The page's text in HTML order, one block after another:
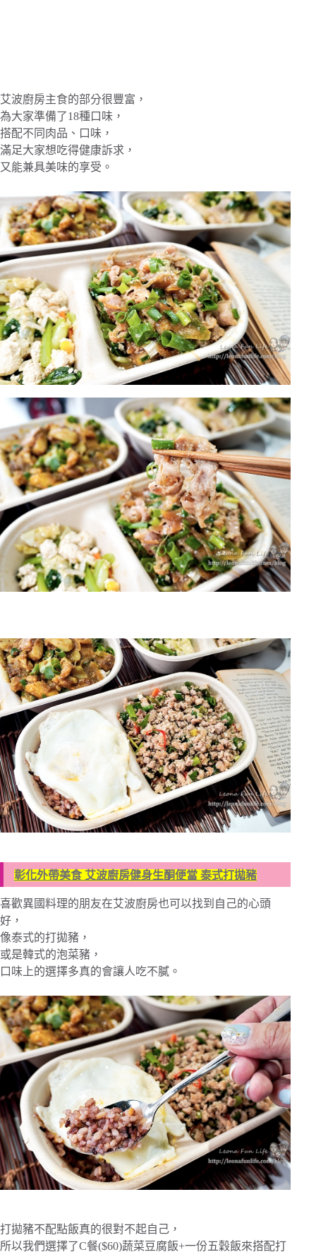
艾波廚房主食的部分很豐富，
為大家準備了18種口味，
搭配不同肉品、口味，
滿足大家想吃得健康訴求，
又能兼具美味的享受。
彰化外帶美食 艾波廚房健身生酮便當 泰式打拋豬
喜歡異國料理的朋友在艾波廚房也可以找到自己的心頭
好，
像泰式的打拋豬，
或是韓式的泡菜豬，
口味上的選擇多真的會讓人吃不膩。
打拋豬不配點飯真的很對不起自己，
所以我們選擇了C餐($60)蔬菜豆腐飯+一份五穀飯來搭配打